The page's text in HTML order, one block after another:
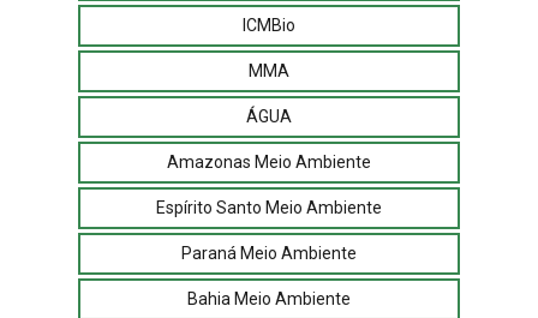
ICMBio
MMA
ÁGUA
Amazonas Meio Ambiente
Espírito Santo Meio Ambiente
Paraná Meio Ambiente
Bahia Meio Ambiente